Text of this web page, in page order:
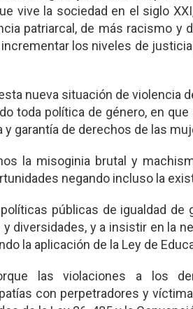
vive la sociedad en el siglo
patriarcal, de más racismo
los niveles de
nueva situación de violencia
toda política de género, en
garantía de derechos de las
la misoginia brutal y
negando incluso la
públicas de igualdad de
diversidades, y a insistir en la
la aplicación de la Ley de
las violaciones a los
con perpetradores y